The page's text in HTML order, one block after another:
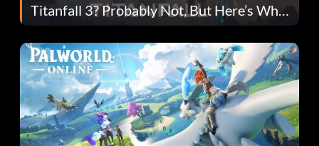
Titanfall 3? Probably Not, But Here’s Why
Fans Are Hopeful